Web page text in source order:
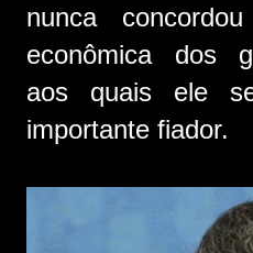
nunca
econômica dos
aos quais ele
importante fiador.